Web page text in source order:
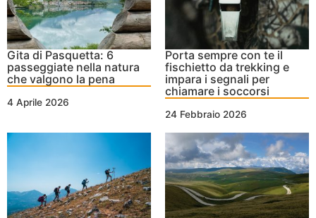
Gita di Pasquetta: 6
passeggiate nella natura
che valgono la pena
4 Aprile 2026
Porta sempre con te il
fischietto da trekking e
impara i segnali per
chiamare i soccorsi
24 Febbraio 2026